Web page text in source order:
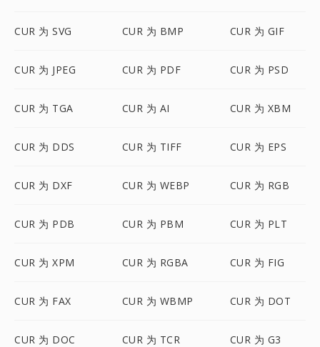
CUR 为 SVG CUR 为 BMP CUR 为 GIF
CUR 为 JPEG CUR 为 PDF CUR 为 PSD
CUR 为 TGA CUR 为 AI CUR 为 XBM
CUR 为 DDS CUR 为 TIFF CUR 为 EPS
CUR 为 DXF CUR 为 WEBP CUR 为 RGB
CUR 为 PDB CUR 为 PBM CUR 为 PLT
CUR 为 XPM CUR 为 RGBA CUR 为 FIG
CUR 为 FAX CUR 为 WBMP CUR 为 DOT
CUR 为 DOC CUR 为 TCR CUR 为 G3